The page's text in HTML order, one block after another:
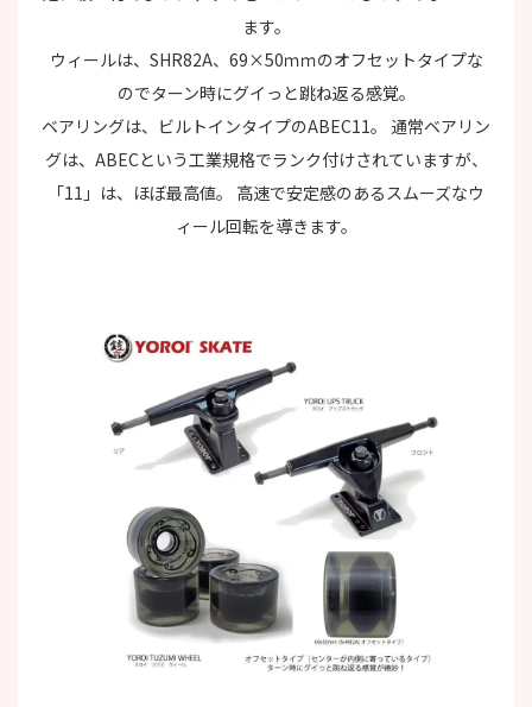
ます。
ウィールは、SHR82A、69×50ｍｍのオフセットタイプな
のでターン時にグイっと跳ね返る感覚。
ベアリングは、ビルトインタイプのABEC11。 通常ベアリン
グは、ABECという工業規格でランク付けされていますが、
「11」は、ほぼ最高値。 高速で安定感のあるスムーズなウ
ィール回転を導きます。